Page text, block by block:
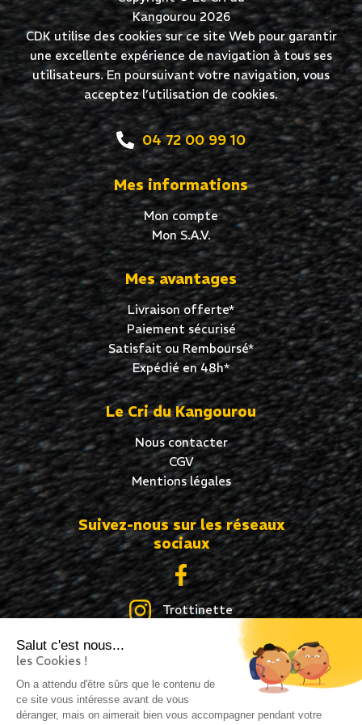
Salut c'est nous...
les Cookies !
On a attendu d'être sûrs que le contenu de
ce site vous intéresse avant de vous
déranger, mais on aimerait bien vous accompagner pendant votre
Kangourou 2026
CDK utilise des cookies sur ce site Web pour garantir
une excellente expérience de navigation à tous ses
utilisateurs. En poursuivant votre navigation, vous
acceptez l’utilisation de cookies.
04 72 00 99 10
Mes informations
Mon compte
Mon S.A.V.
Mes avantages
Livraison offerte*
Paiement sécurisé
Satisfait ou Remboursé*
Expédié en 48h*
Le Cri du Kangourou
Nous contacter
CGV
Mentions légales
Suivez-nous sur les réseaux
sociaux
Trottinette
Roller